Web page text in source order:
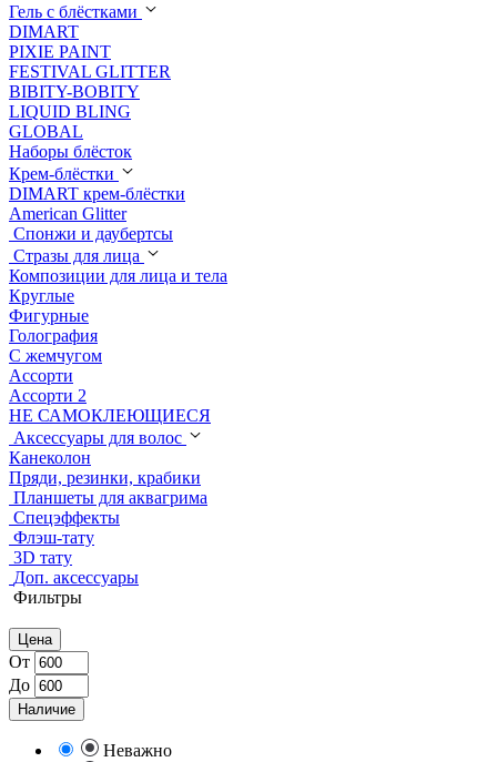
Гель с блёстками
DIMART
PIXIE PAINT
FESTIVAL GLITTER
BIBITY-BOBITY
LIQUID BLING
GLOBAL
Наборы блёсток
Крем-блёстки
DIMART крем-блёстки
American Glitter
Спонжи и даубертсы
Стразы для лица
Композиции для лица и тела
Круглые
Фигурные
Голография
С жемчугом
Ассорти
Ассорти 2
НЕ САМОКЛЕЮЩИЕСЯ
Аксессуары для волос
Канеколон
Пряди, резинки, крабики
Планшеты для аквагрима
Спецэффекты
Флэш-тату
3D тату
Доп. аксессуары
Фильтры
Цена
От
До
Наличие
Неважно